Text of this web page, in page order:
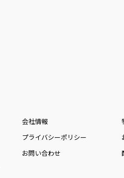
会社情報
プライバシーポリシー
お問い合わせ